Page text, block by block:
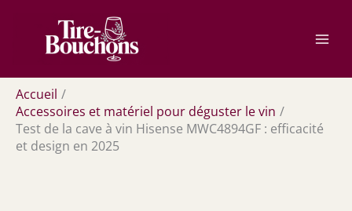
contenu
Accueil
Accessoires et matériel pour déguster le vin
Test de la cave à vin Hisense MWC4894GF : efficacité
et design en 2025